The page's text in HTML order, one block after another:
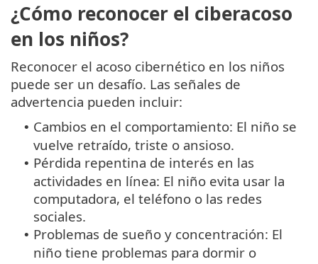
¿Cómo reconocer el ciberacoso
en los niños?
Reconocer el acoso cibernético en los niños
puede ser un desafío. Las señales de
advertencia pueden incluir:
• Cambios en el comportamiento: El niño se
vuelve retraído, triste o ansioso.
• Pérdida repentina de interés en las
actividades en línea: El niño evita usar la
computadora, el teléfono o las redes
sociales.
• Problemas de sueño y concentración: El
niño tiene problemas para dormir o